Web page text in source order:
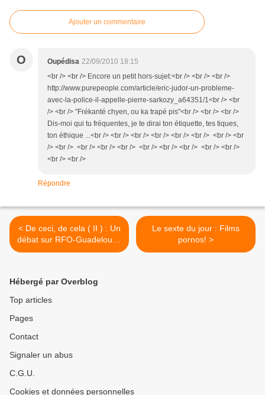
Ajouter un commentaire
O Oupédisa 22/09/2010 18:15
<br /> <br /> Encore un petit hors-sujet:<br /> <br /> <br />
http://www.purepeople.com/article/eric-judor-un-probleme-
avec-la-police-il-appelle-pierre-sarkozy_a64351/1<br /> <br
/> <br /> "Frékanté chyen, ou ka trapé pis"<br /> <br /> <br />
Dis-moi qui tu fréquentes, je te dirai ton étiquette, tes tiques,
ton éthique ...<br /> <br /> <br /> <br /> <br /> <br /> <br /> <br
/> <br /> <br /> <br /> <br /> <br /> <br /> <br /> <br /> <br />
<br /> <br />
Répondre
< De ceci, de cela ( II ) : Un
débat sur RFO-Guadeloupe
à propos de la réforme
Le sexte du jour : Films
pornos! >
Hébergé par Overblog
Top articles
Pages
Contact
Signaler un abus
C.G.U.
Cookies et données personnelles